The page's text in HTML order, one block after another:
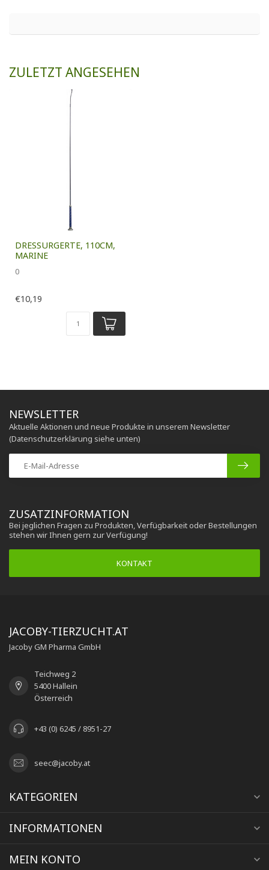
ZULETZT ANGESEHEN
DRESSURGERTE, 110CM,
MARINE
0
€10,19
ZUSATZINFORMATION
Bei jeglichen Fragen zu Produkten, Verfügbarkeit oder Bestellungen
stehen wir Ihnen gern zur Verfügung!
KONTAKT
NEWSLETTER
Aktuelle Aktionen und neue Produkte in unserem Newsletter
(Datenschutzerklärung siehe unten)
JACOBY-TIERZUCHT.AT
Jacoby GM Pharma GmbH
Teichweg 2
5400 Hallein
Österreich
+43 (0) 6245 / 8951-27
seec@jacoby.at
KATEGORIEN
INFORMATIONEN
MEIN KONTO